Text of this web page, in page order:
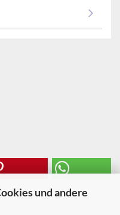
und andere